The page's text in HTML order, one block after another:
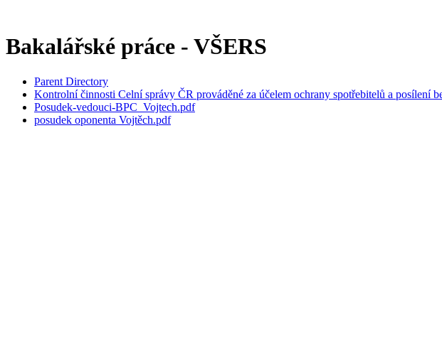
Bakalářské práce - VŠERS
Parent Directory
Kontrolní činnosti Celní správy ČR prováděné za účelem ochrany spotřebitelů a posílení
Posudek-vedouci-BPC_Vojtech.pdf
posudek oponenta Vojtěch.pdf